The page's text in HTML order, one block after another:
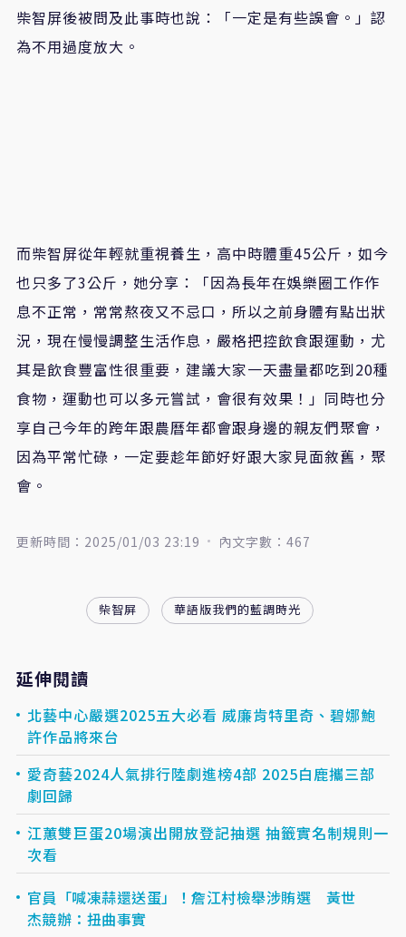
柴智屏後被問及此事時也說：「一定是有些誤會。」認
為不用過度放大。
而柴智屏從年輕就重視養生，高中時體重45公斤，如今
也只多了3公斤，她分享：「因為長年在娛樂圈工作作
息不正常，常常熬夜又不忌口，所以之前身體有點出狀
況，現在慢慢調整生活作息，嚴格把控飲食跟運動，尤
其是飲食豐富性很重要，建議大家一天盡量都吃到20種
食物，運動也可以多元嘗試，會很有效果！」同時也分
享自己今年的跨年跟農曆年都會跟身邊的親友們聚會，
因為平常忙碌，一定要趁年節好好跟大家見面敘舊，聚
會。
更新時間：2025/01/03 23:19 內文字數：467
柴智屏 華語版我們的藍調時光
延伸閱讀
北藝中心嚴選2025五大必看 威廉肯特里奇、碧娜鮑
許作品將來台
愛奇藝2024人氣排行陸劇進榜4部 2025白鹿攜三部
劇回歸
江蕙雙巨蛋20場演出開放登記抽選 抽籤實名制規則一
次看
官員「喊凍蒜還送蛋」！詹江村檢舉涉賄選 黃世
杰競辦：扭曲事實